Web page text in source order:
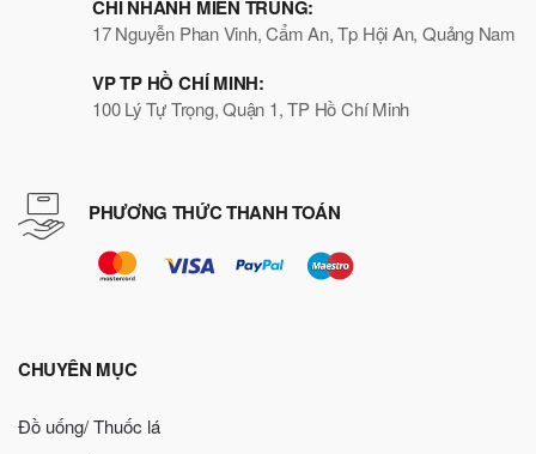
CHI NHÁNH MIỀN TRUNG:
17 Nguyễn Phan Vinh, Cẩm An, Tp Hội An, Quảng Nam
VP TP HỒ CHÍ MINH:
100 Lý Tự Trọng, Quận 1, TP Hồ Chí Minh
PHƯƠNG THỨC THANH TOÁN
CHUYÊN MỤC
Đồ uống/ Thuốc lá